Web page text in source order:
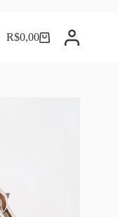
Carrinho
R$0,00